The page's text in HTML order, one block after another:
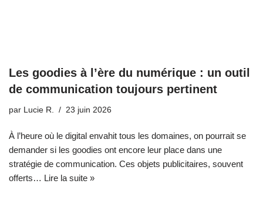
Les goodies à l’ère du numérique : un outil
de communication toujours pertinent
par Lucie R. 23 juin 2026
À l’heure où le digital envahit tous les domaines, on pourrait se
demander si les goodies ont encore leur place dans une
stratégie de communication. Ces objets publicitaires, souvent
offerts… Lire la suite »